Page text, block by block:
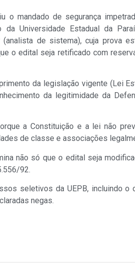
o mandado de segurança
Universidade Estadual da
de sistema), cuja prova
o edital seja retificado com
da legislação vigente (Lei
da legitimidade da
a Constituição e a lei não
de classe e associações
não só que o edital seja
92.
seletivos da UEPB, incluindo
negas.